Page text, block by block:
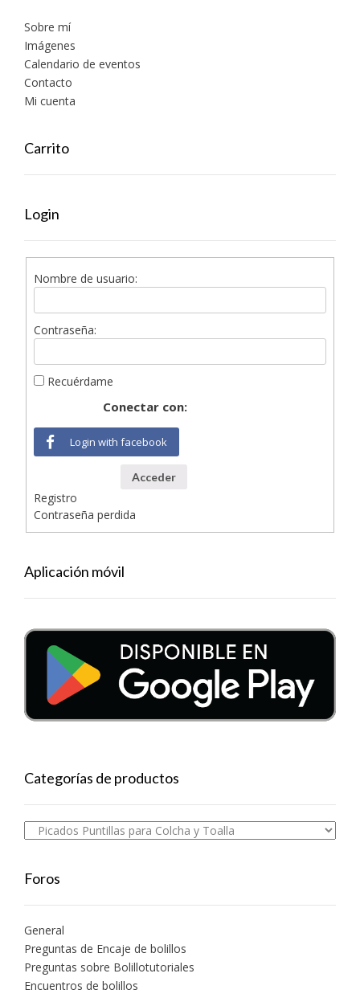
Sobre mí
Imágenes
Calendario de eventos
Contacto
Mi cuenta
Carrito
Login
Nombre de usuario:
Contraseña:
Recuérdame
Conectar con:
Login with facebook
Acceder
Registro
Contraseña perdida
Aplicación móvil
Categorías de productos
Foros
General
Preguntas de Encaje de bolillos
Preguntas sobre Bolillotutoriales
Encuentros de bolillos